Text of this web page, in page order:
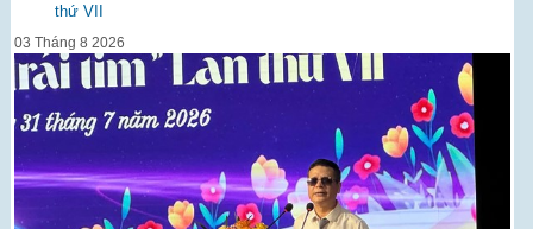
thứ VII
03 Tháng 8 2026